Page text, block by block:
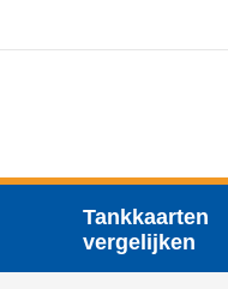
Tankkaarten
vergelijken